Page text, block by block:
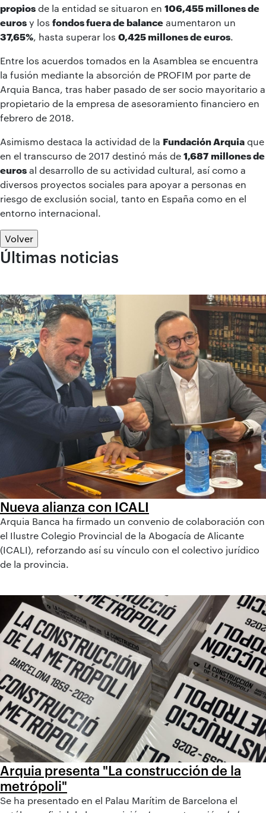
propios de la entidad se situaron en 106,455 millones de
euros y los fondos fuera de balance aumentaron un
37,65% , hasta superar los 0,425 millones de euros
Entre los acuerdos tomados en la Asamblea se encuentra
la fusión mediante la absorción de PROFIM por parte de
Arquia Banca, tras haber pasado de ser socio mayoritario a
propietario de la empresa de asesoramiento financiero en
febrero de 2018.
Asimismo destaca la actividad de la Fundación Arquia que
en el transcurso de 2017 destinó más de 1,687 millones de
euros al desarrollo de su actividad cultural, así como a
diversos proyectos sociales para apoyar a personas en
riesgo de exclusión social, tanto en España como en el
entorno internacional.
Volver
Últimas noticias
Nueva alianza con ICALI
Arquia Banca ha firmado un convenio de colaboración con
el Ilustre Colegio Provincial de la Abogacía de Alicante
(ICALI), reforzando así su vínculo con el colectivo jurídico
de la provincia.
Arquia presenta "La construcción de la
metrópoli"
Se ha presentado en el Palau Marítim de Barcelona el